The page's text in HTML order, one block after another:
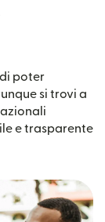
di poter
si trovi a
e trasparente